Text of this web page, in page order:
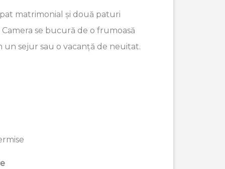
matrimonial și două paturi
se bucură de o frumoasă
un sejur sau o vacanță de neuitat.